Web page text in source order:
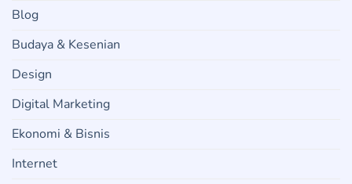
Blog
Budaya & Kesenian
Design
Digital Marketing
Ekonomi & Bisnis
Internet